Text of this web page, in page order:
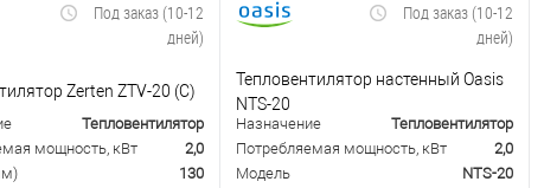
Под заказ (10-12
дней)
Zerten ZTV-20 (C)
Тепловентилятор
мощность, кВт
2,0
130
Под заказ (10-12
дней)
Тепловентилятор настенный Oasis
NTS-20
Назначение
Тепловентилятор
Потребляемая мощность, кВт
2,0
Модель
NTS-20